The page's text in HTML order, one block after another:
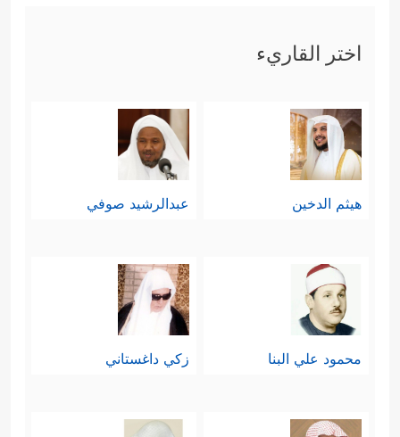
اختر القاريء
هيثم الدخين عبدالرشيد صوفي
محمود علي البنا زكي داغستاني